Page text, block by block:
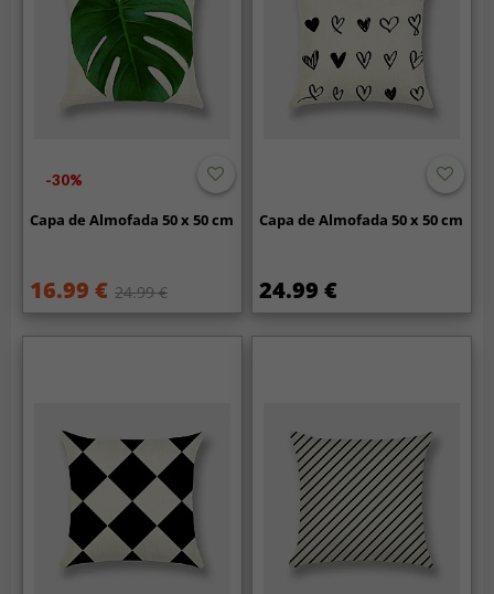
-30%
Capa de Almofada 50 x 50 cm
16.99 € 24.99 €
Capa de Almofada 50 x 50 cm
24.99 €